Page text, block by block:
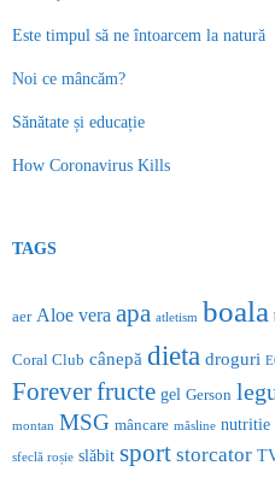
Este timpul să ne întoarcem la natură
Noi ce mâncăm?
Sănătate și educație
How Coronavirus Kills
TAGS
aer Aloe vera apa atletism boala
Coral Club cânepă dieta droguri
Foreverfructe gel Gerson
montan MSG mâncare măsline nutritie
sfeclă roșie slăbit sport storcator